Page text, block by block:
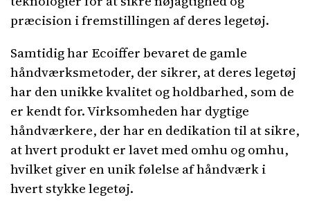
præcision i fremstillingen af ​​deres legetøj.
Samtidig har Ecoiffer bevaret de gamle
håndværksmetoder, der sikrer, at deres legetøj
har den unikke kvalitet og holdbarhed, som de
er kendt for. Virksomheden har dygtige
håndværkere, der har en dedikation til at sikre,
at hvert produkt er lavet med omhu og omhu,
hvilket giver en unik følelse af håndværk i
hvert stykke legetøj.